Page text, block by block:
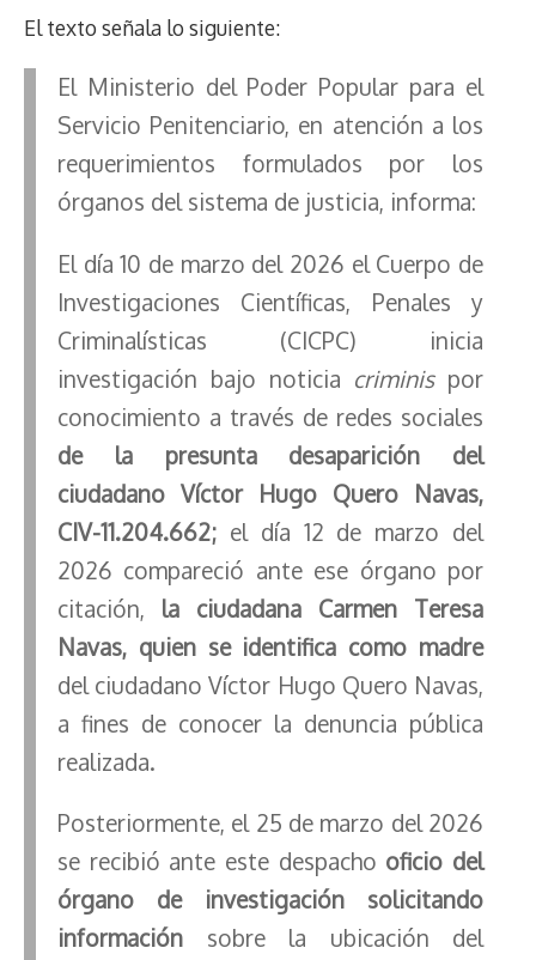
El texto señala lo siguiente:
El Ministerio del Poder Popular para el
Servicio Penitenciario, en atención a los
requerimientos formulados por los
órganos del sistema de justicia, informa:
El día 10 de marzo del 2026 el Cuerpo de
Investigaciones Científicas, Penales y
Criminalísticas (CICPC) inicia
investigación bajo noticia criminispor
conocimiento a través de redes sociales
de la presunta desaparición del
ciudadano Víctor Hugo Quero Navas,
CIV-11.204.662; el día 12 de marzo del
2026 compareció ante ese órgano por
citación, la ciudadana Carmen Teresa
Navas, quien se identifica como madre
del ciudadano Víctor Hugo Quero Navas,
a fines de conocer la denuncia pública
realizada.
Posteriormente, el 25 de marzo del 2026
se recibió ante este despacho oficio del
órgano de investigación solicitando
información sobre la ubicación del